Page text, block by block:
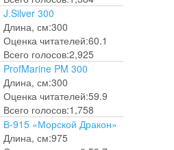
J.Silver 300
Длина, см:300
Оценка читателей:60.1
Всего голосов:2,925
ProfMarine PM 300
Длина, см:300
Оценка читателей:59.9
Всего голосов:1,758
В-915 «Морской Дракон»
Длина, см:975